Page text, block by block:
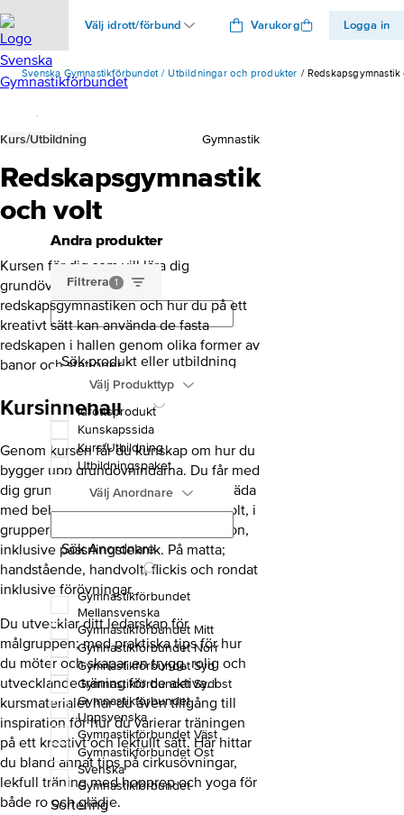
Välj idrott/förbund Varukorg Logga in
Svenska Gymnastikförbundet Utbildningar och produkter
Kurs/Utbildning Gymnastik
Redskapsgymnastik
och volt
Kursen för dig som vill lära dig
grundövningarna inom
redskapsgymnastiken och hur du på ett
kreativt sätt kan använda de fasta
redskapen i hallen genom olika former av
banor och stationer.
Kursinnehåll
Genom kursen får du kunskap om hur du
bygger upp grundövningarna. Du får med
dig grunderna för trampett och satsbräda
med behörighet för överslag och frivolt, i
grupperad, pikerad och sträckt position,
inklusive passningsteknik. På matta;
handstående, handvolt, flickis och rondat
inklusive förövningar.
Du utvecklar ditt ledarskap för
målgruppen; med praktiska tips för hur
du möter och skapar en trygg, rolig och
utvecklande träning för de aktiva. I
kursmaterialet har du även tillgång till
inspiration för hur du varierar träningen
på ett kreativt och lekfullt sätt. Här hittar
du bland annat tips på cirkusövningar,
lekfull träning med hopprep och yoga för
både ro och glädje.
Andra produkter
Filtrera 1
Sök produkt eller utbildning
Välj Produkttyp
Idrottsprodukt
Kunskapssida
Kurs/Utbildning
Utbildningspaket
Välj Anordnare
Sök Anordnare
Gymnastikförbundet
Mellansvenska
Gymnastikförbundet Mitt
Gymnastikförbundet Norr
Gymnastikförbundet Syd
Gymnastikförbundet Sydost
Gymnastikförbundet
Uppsvenska
Gymnastikförbundet Väst
Gymnastikförbundet Öst
Svenska
Gymnastikförbundet
Sortering